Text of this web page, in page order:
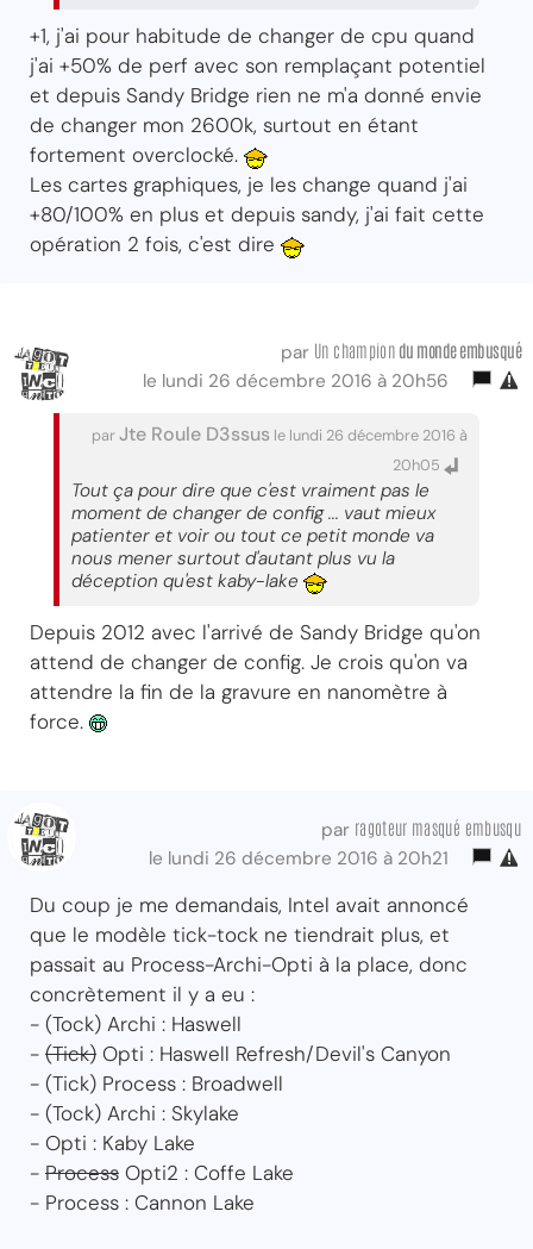
+1, j'ai pour habitude de changer de cpu quand
j'ai +50% de perf avec son remplaçant potentiel
et depuis Sandy Bridge rien ne m'a donné envie
de changer mon 2600k, surtout en étant
fortement overclocké.
Les cartes graphiques, je les change quand j'ai
+80/100% en plus et depuis sandy, j'ai fait cette
opération 2 fois, c'est dire
par Un champion du monde embusqué
le lundi 26 décembre 2016 à 20h56
parJte Roule D3ssus le lundi 26 décembre 2016 à
20h05
Tout ça pour dire que c'est vraiment pas le
moment de changer de config ... vaut mieux
patienter et voir ou tout ce petit monde va
nous mener surtout d'autant plus vu la
déception qu'est kaby-lake
Depuis 2012 avec l'arrivé de Sandy Bridge qu'on
attend de changer de config. Je crois qu'on va
attendre la fin de la gravure en nanomètre à
force.
par ragoteur masqué embusqu
le lundi 26 décembre 2016 à 20h21
Du coup je me demandais, Intel avait annoncé
que le modèle tick-tock ne tiendrait plus, et
passait au Process-Archi-Opti à la place, donc
concrètement il y a eu :
- (Tock) Archi : Haswell
- (Tick) Opti : Haswell Refresh/Devil's Canyon
- (Tick) Process : Broadwell
- (Tock) Archi : Skylake
- Opti : Kaby Lake
- Process Opti2 : Coffe Lake
- Process : Cannon Lake